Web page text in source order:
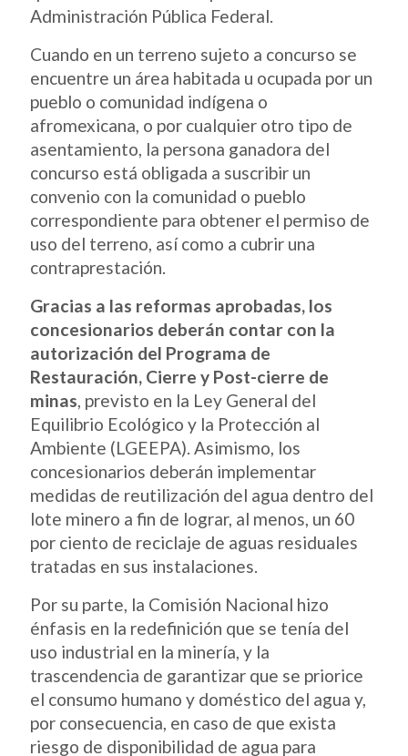
Administración Pública Federal.
Cuando en un terreno sujeto a concurso se
encuentre un área habitada u ocupada por un
pueblo o comunidad indígena o
afromexicana, o por cualquier otro tipo de
asentamiento, la persona ganadora del
concurso está obligada a suscribir un
convenio con la comunidad o pueblo
correspondiente para obtener el permiso de
uso del terreno, así como a cubrir una
contraprestación.
Gracias a las reformas aprobadas, los
concesionarios deberán contar con la
autorización del Programa de
Restauración, Cierre y Post-cierre de
minas, previsto en la Ley General del
Equilibrio Ecológico y la Protección al
Ambiente (LGEEPA). Asimismo, los
concesionarios deberán implementar
medidas de reutilización del agua dentro del
lote minero a fin de lograr, al menos, un 60
por ciento de reciclaje de aguas residuales
tratadas en sus instalaciones.
Por su parte, la Comisión Nacional hizo
énfasis en la redefinición que se tenía del
uso industrial en la minería, y la
trascendencia de garantizar que se priorice
el consumo humano y doméstico del agua y,
por consecuencia, en caso de que exista
riesgo de disponibilidad de agua para